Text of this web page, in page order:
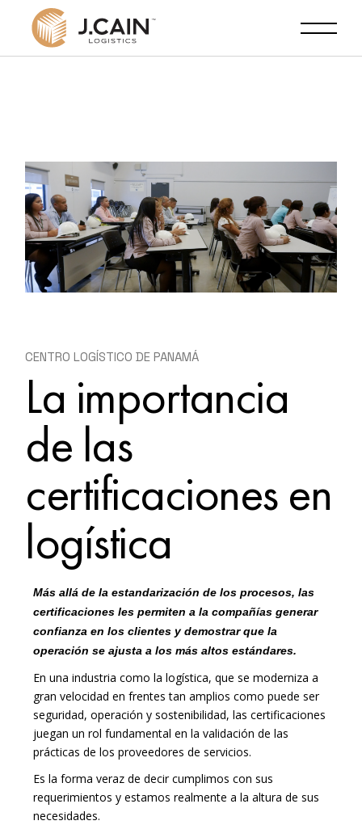
CENTRO LOGÍSTICO DE PANAMÁ
La importancia
de las
certificaciones en
logística
Más allá de la estandarización de los procesos, las
certificaciones les permiten a la compañías generar
confianza en los clientes y demostrar que la
operación se ajusta a los más altos estándares.
En una industria como la logística, que se moderniza a
gran velocidad en frentes tan amplios como puede ser
seguridad, operación y sostenibilidad, las certificaciones
juegan un rol fundamental en la validación de las
prácticas de los proveedores de servicios.
Es la forma veraz de decir cumplimos con sus
requerimientos y estamos realmente a la altura de sus
necesidades.